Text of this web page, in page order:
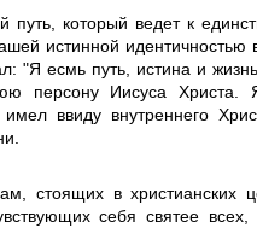
путь, который ведет к
истинной идентичностью
"Я есмь путь, истина и
персону Иисуса
ввиду внутреннего
стоящих в христианских
себя святее